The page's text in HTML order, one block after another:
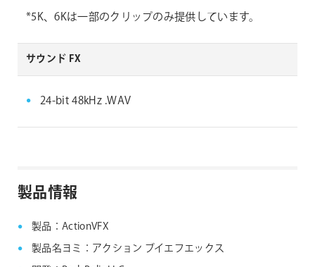
*5K、6Kは一部のクリップのみ提供しています。
サウンド FX
24-bit 48kHz .WAV
製品情報
製品：ActionVFX
製品名ヨミ：アクション ブイエフエックス